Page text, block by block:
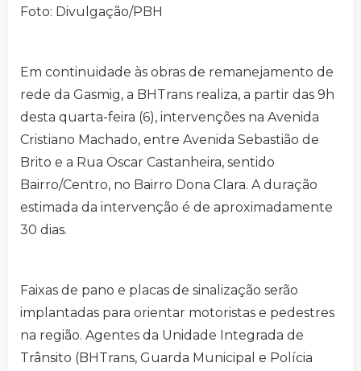
Foto: Divulgação/PBH
Em continuidade às obras de remanejamento de
rede da Gasmig, a BHTrans realiza, a partir das 9h
desta quarta-feira (6), intervenções na Avenida
Cristiano Machado, entre Avenida Sebastião de
Brito e a Rua Oscar Castanheira, sentido
Bairro/Centro, no Bairro Dona Clara. A duração
estimada da intervenção é de aproximadamente
30 dias.
Faixas de pano e placas de sinalização serão
implantadas para orientar motoristas e pedestres
na região. Agentes da Unidade Integrada de
Trânsito (BHTrans, Guarda Municipal e Polícia